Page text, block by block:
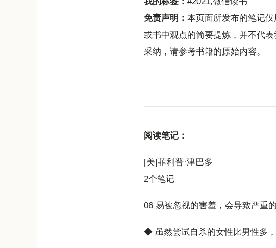
免责声明： 本页面所发布的笔记
或书中观点的简要提炼，并不代
采纳，请参考书籍的原始内容。
阅读笔记：
[美]菲利普·津巴多
2个笔记
06 易被忽视的害羞，会导致严重
◆ 虽然尝试自杀的女性比男性多